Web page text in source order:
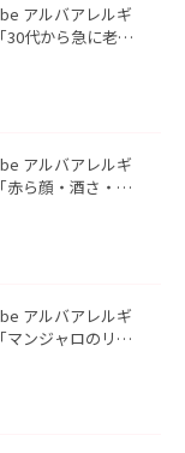
アルバアレルギ
30代から急に老け
アルバアレルギ
赤ら顔・酒さ・ニ
アルバアレルギ
マンジャロのリア